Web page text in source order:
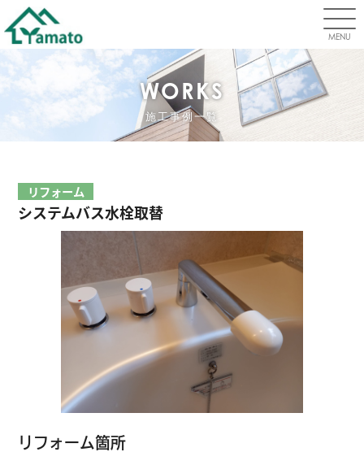
MENU
WORKS
施工事例一覧
リフォーム
システムバス水栓取替
リフォーム箇所